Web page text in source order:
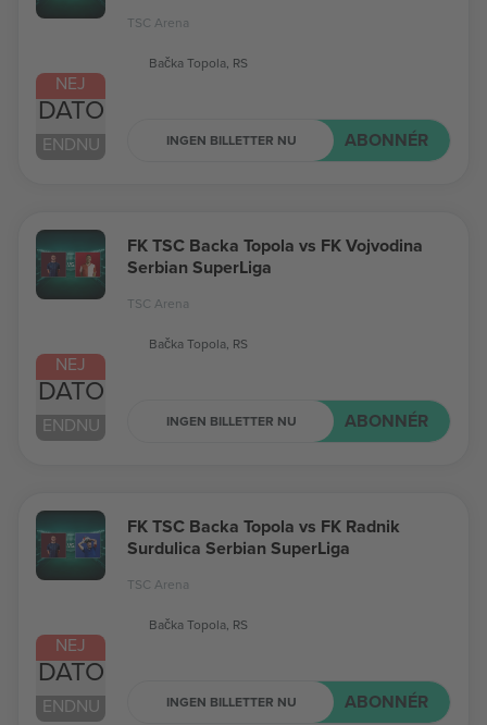
NEJ
DATO
ENDNU
TSC Arena
Bačka Topola, RS
INGEN BILLETTER NU ABONNÉR
NEJ
DATO
ENDNU
FK TSC Backa Topola vs FK Vojvodina
Serbian SuperLiga
TSC Arena
Bačka Topola, RS
INGEN BILLETTER NU ABONNÉR
NEJ
DATO
ENDNU
FK TSC Backa Topola vs FK Radnik
Surdulica Serbian SuperLiga
TSC Arena
Bačka Topola, RS
INGEN BILLETTER NU ABONNÉR